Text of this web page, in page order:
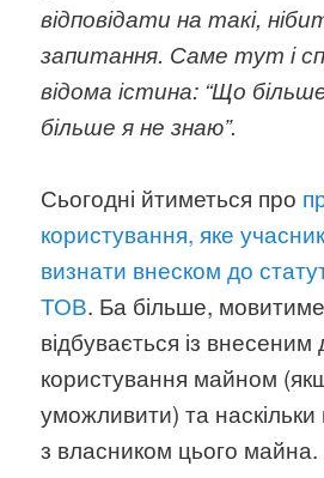
відповідати на такі,
запитання. Саме тут і
відома істина: “Що
більше я не знаю”.
Сьогодні йтиметься про
користування, яке
визнати внеском до
ТОВ. Ба більше,
відбувається із
користування майном
уможливити) та наскільки
з власником цього майна.